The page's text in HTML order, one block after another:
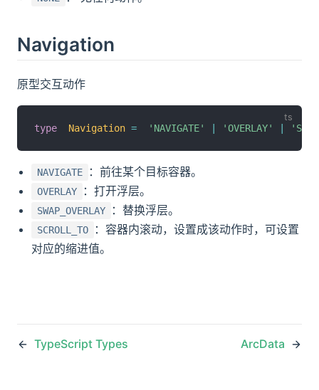
Navigation
原型交互动作
type Navigation = 'NAVIGATE' 'OVERLAY'
NAVIGATE ：前往某个目标容器。
OVERLAY ：打开浮层。
SWAP_OVERLAY ：替换浮层。
SCROLL_TO
：容器内滚动，设置成该动作时，可设置
对应的缩进值。
TypeScript Types ArcData